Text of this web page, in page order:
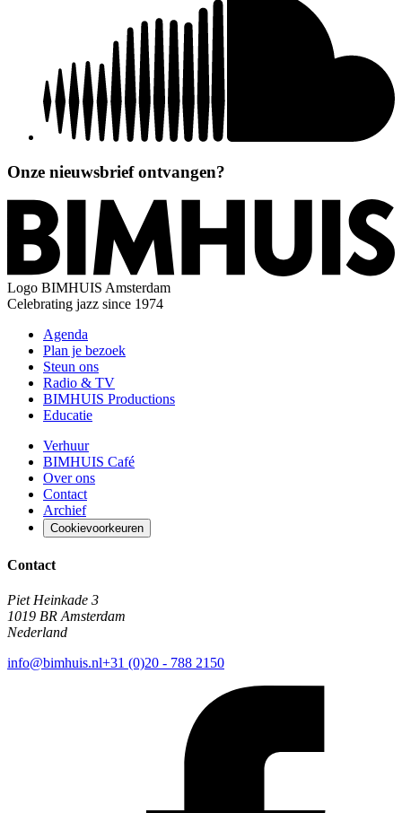
Onze nieuwsbrief ontvangen?
Logo BIMHUIS Amsterdam
Celebrating jazz since 1974
Agenda
Plan je bezoek
Steun ons
Radio & TV
BIMHUIS Productions
Educatie
Verhuur
BIMHUIS Café
Over ons
Contact
Archief
Cookievoorkeuren
Contact
Piet Heinkade 3
1019 BR Amsterdam
Nederland
info@bimhuis.nl+31 (0)20 - 788 2150